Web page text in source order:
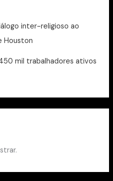
inter-religioso ao
Houston
mil trabalhadores ativos